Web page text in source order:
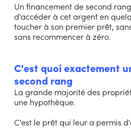
Un financement de second
d'accéder à cet argent en
toucher à son premier prêt,
sans recommencer à zéro.
C'est quoi exactement
second rang
La grande majorité des
une hypothèque.
C'est le prêt qui leur a permis